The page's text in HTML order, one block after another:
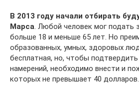
В 2013 году начали отбирать
Марса. Любой человек мог подать
больше 18 и меньше 65 лет. Но
образованных, умных, здоровых
бесплатная, но, чтобы
намерений, необходимо внести и
которых не превышает 40 долларов.